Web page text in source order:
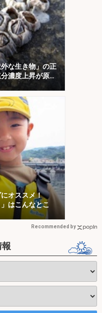
な生き物」の正
濃度上昇が原因
オススメ！
はこんなとこ
Recommended by